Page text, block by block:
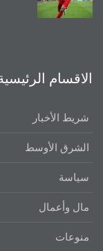
الاقسام
شريط الأخبار
الشرق الأوسط
سياسة
مال وأعمال
منوعات